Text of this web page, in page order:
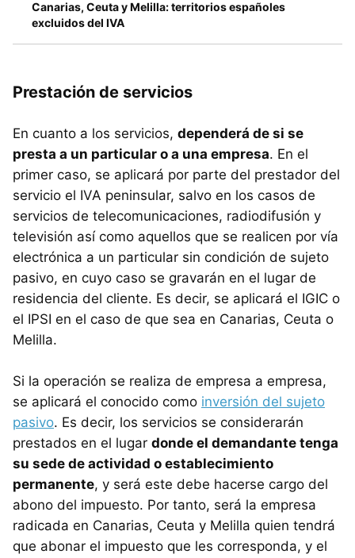
Canarias, Ceuta y Melilla: territorios españoles
excluidos del IVA
Prestación de servicios
En cuanto a los servicios, dependerá de si se
presta a un particular o a una empresa. En el
primer caso, se aplicará por parte del prestador del
servicio el IVA peninsular, salvo en los casos de
servicios de telecomunicaciones, radiodifusión y
televisión así como aquellos que se realicen por vía
electrónica a un particular sin condición de sujeto
pasivo, en cuyo caso se gravarán en el lugar de
residencia del cliente. Es decir, se aplicará el IGIC o
el IPSI en el caso de que sea en Canarias, Ceuta o
Melilla.
Si la operación se realiza de empresa a empresa,
se aplicará el conocido como inversión del sujeto
pasivo. Es decir, los servicios se considerarán
prestados en el lugar donde el demandante tenga
su sede de actividad o establecimiento
permanente, y será este debe hacerse cargo del
abono del impuesto. Por tanto, será la empresa
radicada en Canarias, Ceuta y Melilla quien tendrá
que abonar el impuesto que les corresponda, y el